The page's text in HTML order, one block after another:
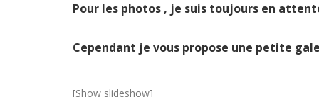
Pour les photos , je suis toujours en
Cependant je vous propose une
[Show slideshow]